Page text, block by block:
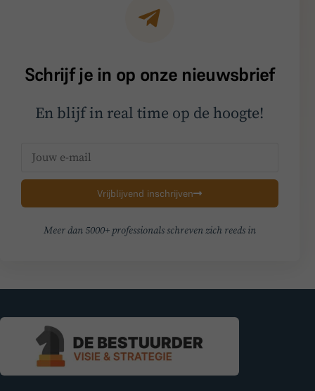
Schrijf je in op onze nieuwsbrief
En blijf in real time op de hoogte!
Vrijblijvend inschrijven
Meer dan 5000+ professionals schreven zich reeds in